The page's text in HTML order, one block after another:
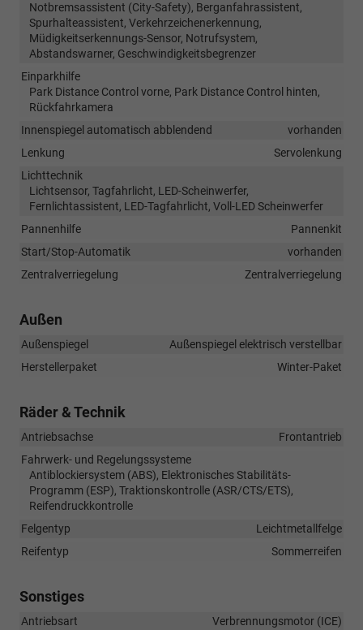
Notbremsassistent (City-Safety), Berganfahrassistent,
Spurhalteassistent, Verkehrzeichenerkennung,
Müdigkeitserkennungs-Sensor, Notrufsystem,
Abstandswarner, Geschwindigkeitsbegrenzer
Einparkhilfe
Park Distance Control vorne, Park Distance Control hinten,
Rückfahrkamera
Innenspiegel automatisch abblendend
vorhanden
Lenkung
Servolenkung
Lichttechnik
Lichtsensor, Tagfahrlicht, LED-Scheinwerfer,
Fernlichtassistent, LED-Tagfahrlicht, Voll-LED Scheinwerfer
Pannenhilfe
Pannenkit
Start/Stop-Automatik
vorhanden
Zentralverriegelung
Zentralverriegelung
Außen
Außenspiegel
Außenspiegel elektrisch verstellbar
Herstellerpaket
Winter-Paket
Räder & Technik
Antriebsachse
Frontantrieb
Fahrwerk- und Regelungssysteme
Antiblockiersystem (ABS), Elektronisches Stabilitäts-
Programm (ESP), Traktionskontrolle (ASR/CTS/ETS),
Reifendruckkontrolle
Felgentyp
Leichtmetallfelge
Reifentyp
Sommerreifen
Sonstiges
Antriebsart
Verbrennungsmotor (ICE)